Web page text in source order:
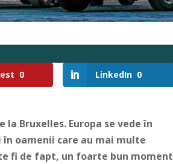
0 LinkedIn 0
Bruxelles. Europa se vede în
oamenii care au mai multe
fi de fapt, un foarte bun moment